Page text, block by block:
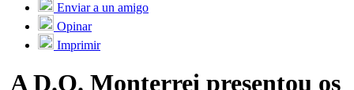
Enviar a un amigo
Opinar
Imprimir
A D.O. Monterrei presentou os